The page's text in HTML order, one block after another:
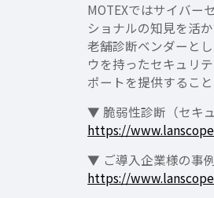
MOTEXではサイバー
ショナルの知見を活
老舗診断ベンダーと
ウを持ったセキュリ
ポートを提供するこ
▼ 脆弱性診断（セキ
https://
▼ ご導入企業様の事
https://